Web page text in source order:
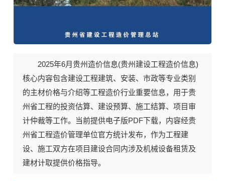
2025年6月贵州造价信息(贵州建设工程造价信息)
核心内容包含建设工程建筑、安装、市政等专业类别
的主材价格与介绍等工程造价行业重要信息，用于贵
州省工程的投资估算、建设预算、施工结算、项目审
计仲裁等工作。当前提供电子版PDF下载，内容经贵
州省工程造价管理单位官方统计发布，作为工程建
设、施工双方在项目建设合同内涉及机械设备租赁及
建材计取提供价格指导。